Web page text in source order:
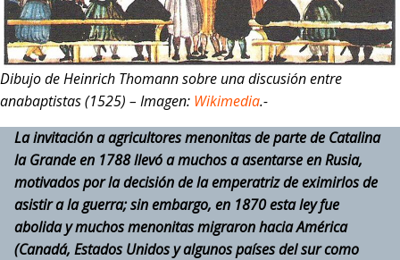
Dibujo de Heinrich Thomann sobre una discusión entre
anabaptistas (1525) – Imagen: Wikimedia.-
La invitación a agricultores menonitas de parte de Catalina
la Grande en 1788 llevó a muchos a asentarse en Rusia,
motivados por la decisión de la emperatriz de eximirlos de
asistir a la guerra; sin embargo, en 1870 esta ley fue
abolida y muchos menonitas migraron hacia América
(Canadá, Estados Unidos y algunos países del sur como